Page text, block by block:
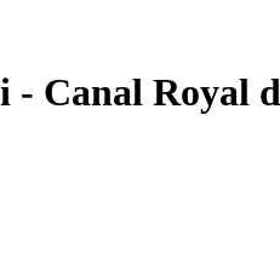
Canal Royal